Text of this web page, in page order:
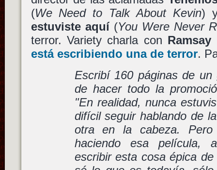
(We Need to Talk About Kevin)
estuviste aquí(You Were Never
terror. Variety charla con Ramsay
está escribiendo una de terror.
Escribí 160 páginas de un
de hacer todo la
"En realidad, nunca
difícil seguir hablando de
otra en la cabeza.
haciendo esa película,
escribir esta cosa épica